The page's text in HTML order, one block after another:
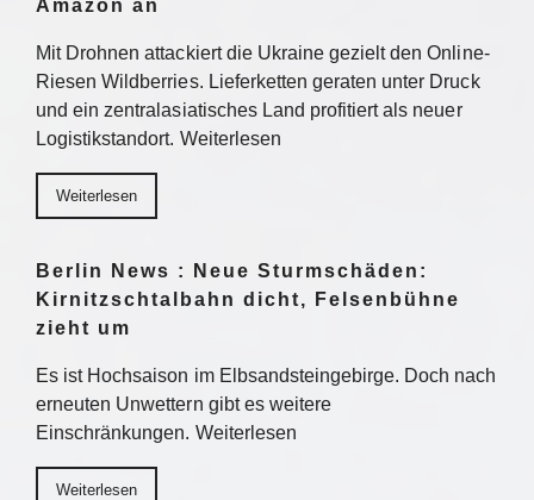
Amazon an
Mit Drohnen attackiert die Ukraine gezielt den Online-
Riesen Wildberries. Lieferketten geraten unter Druck
und ein zentralasiatisches Land profitiert als neuer
Logistikstandort. Weiterlesen
Weiterlesen
Berlin News : Neue Sturmschäden:
Kirnitzschtalbahn dicht, Felsenbühne
zieht um
Es ist Hochsaison im Elbsandsteingebirge. Doch nach
erneuten Unwettern gibt es weitere
Einschränkungen. Weiterlesen
Weiterlesen